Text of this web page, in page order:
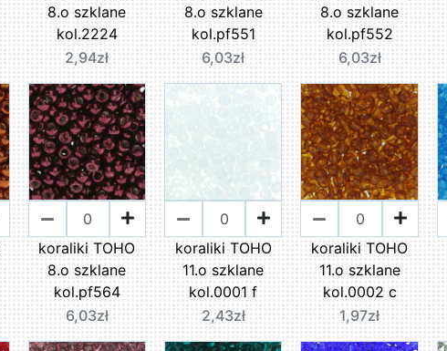
8.o szklane
kol.2224
2,94zł
8.o szklane
kol.pf551
6,03zł
8.o szklane
kol.pf552
6,03zł
koraliki TOHO
8.o szklane
kol.pf564
6,03zł
koraliki TOHO
11.o szklane
kol.0001 f
2,43zł
koraliki TOHO
11.o szklane
kol.0002 c
1,97zł